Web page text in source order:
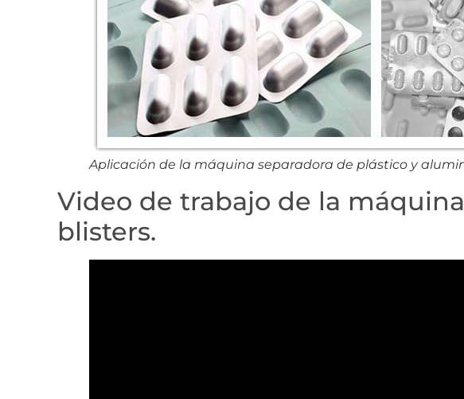
Aplicación de la máquina separadora de plástico y
Video de trabajo de la
blisters.